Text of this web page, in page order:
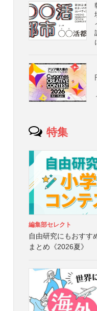
特集
編集部セレクト
自由研究にもおすす
まとめ《2026夏》